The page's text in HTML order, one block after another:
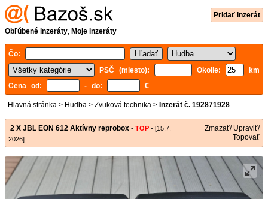
Pridať inzerát
Obľúbené inzeráty, Moje inzeráty
Čo:
PSČ (miesto):
Okolie:
km
Cena od:
- do: €
Hlavná stránka > Hudba > Zvuková technika > Inzerát č. 192871928
2 X JBL EON 612 Aktívny reprobox - TOP - [15.7.
2026]
Zmazať/ Upraviť/
Topovať